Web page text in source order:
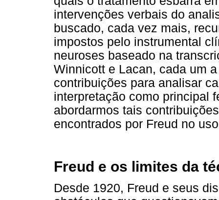
intervenções verbais do
buscado, cada vez mais,
impostos pelo instrumental
neuroses baseado na
Winnicott e Lacan, cada um
contribuições para analisar
interpretação como principal
abordarmos tais
encontrados por Freud no
Freud e os limites da
Desde 1920, Freud e seus